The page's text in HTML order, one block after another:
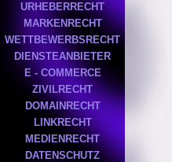
URHEBERRECHT
MARKENRECHT
WETTBEWERBSRECHT
DIENSTEANBIETER
E - COMMERCE
ZIVILRECHT
DOMAINRECHT
LINKRECHT
MEDIENRECHT
DATENSCHUTZ